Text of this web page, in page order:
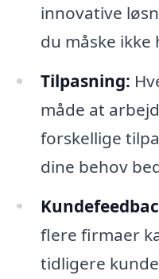
innovative
du måske ikke
Tilpasning:
måde at
forskellige
dine behov
flere firmaer
tidligere